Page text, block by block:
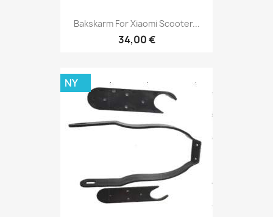
Bakskarm For Xiaomi Scooter...
34,00 €
NY